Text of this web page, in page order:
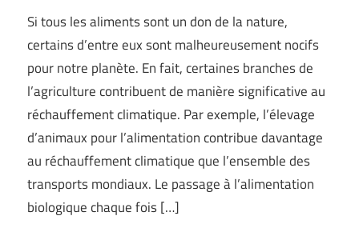
Si tous les aliments sont un don de la nature,
certains d’entre eux sont malheureusement nocifs
pour notre planète. En fait, certaines branches de
l’agriculture contribuent de manière significative au
réchauffement climatique. Par exemple, l’élevage
d’animaux pour l’alimentation contribue davantage
au réchauffement climatique que l’ensemble des
transports mondiaux. Le passage à l’alimentation
biologique chaque fois […]